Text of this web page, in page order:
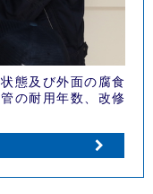
態及び外面の腐食
の耐用年数、改修